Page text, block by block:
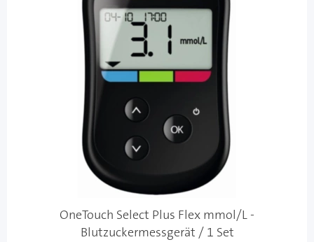
OneTouch Select Plus Flex mmol/L -
Blutzuckermessgerät / 1 Set